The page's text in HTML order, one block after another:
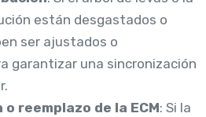
están desgastados o
ser ajustados o
garantizar una sincronización
reemplazo de la ECM: Si la